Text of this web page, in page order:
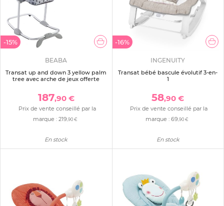
-15%
BEABA
Transat up and down 3 yellow palm
tree avec arche de jeux offerte
187,90 €
Prix de vente conseillé par la
marque : 219 ,90 €
En stock
-16%
INGENUITY
Transat bébé bascule évolutif 3-en-
1
58,90 €
Prix de vente conseillé par la
marque : 69 ,90 €
En stock